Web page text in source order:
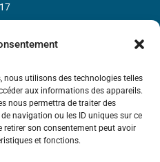
nous utilisons des technologies telles
aux informations des appareils.
nous permettra de traiter des
navigation ou les ID uniques sur ce
retirer son consentement peut avoir
et fonctions.
d’André-
APE : 9412Z TVA intra-
232